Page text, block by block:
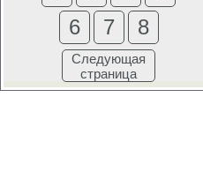
6
7 8
Следующая
страница